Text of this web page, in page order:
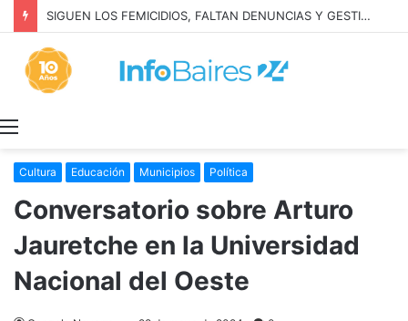
SIGUEN LOS FEMICIDIOS, FALTAN DENUNCIAS Y GESTION: MILEI NIEGA LA REALIDAD
Cultura Educación Municipios Política
Conversatorio sobre Arturo
Jauretche en la Universidad
Nacional del Oeste